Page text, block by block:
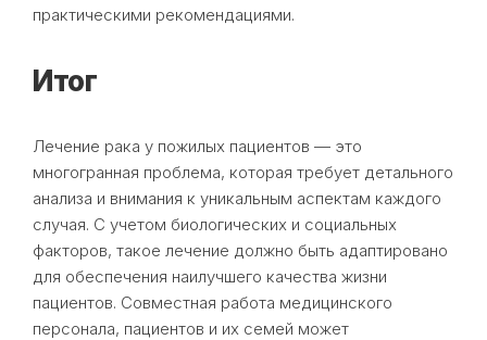
практическими рекомендациями.
Итог
Лечение рака у пожилых пациентов — это
многогранная проблема, которая требует детального
анализа и внимания к уникальным аспектам каждого
случая. С учетом биологических и социальных
факторов, такое лечение должно быть адаптировано
для обеспечения наилучшего качества жизни
пациентов. Совместная работа медицинского
персонала, пациентов и их семей может